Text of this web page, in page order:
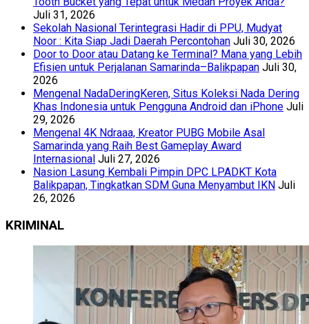
Juli 31, 2026
Sekolah Nasional Terintegrasi Hadir di PPU, Mudyat
Noor : Kita Siap Jadi Daerah Percontohan Juli 30, 2026
Door to Door atau Datang ke Terminal? Mana yang Lebih
Efisien untuk Perjalanan Samarinda–Balikpapan Juli 30,
2026
Mengenal NadaDeringKeren, Situs Koleksi Nada Dering
Khas Indonesia untuk Pengguna Android dan iPhone Juli
29, 2026
Mengenal 4K Ndraaa, Kreator PUBG Mobile Asal
Samarinda yang Raih Best Gameplay Award
Internasional Juli 27, 2026
Nasion Lasung Kembali Pimpin DPC LPADKT Kota
Balikpapan, Tingkatkan SDM Guna Menyambut IKN Juli
26, 2026
KRIMINAL